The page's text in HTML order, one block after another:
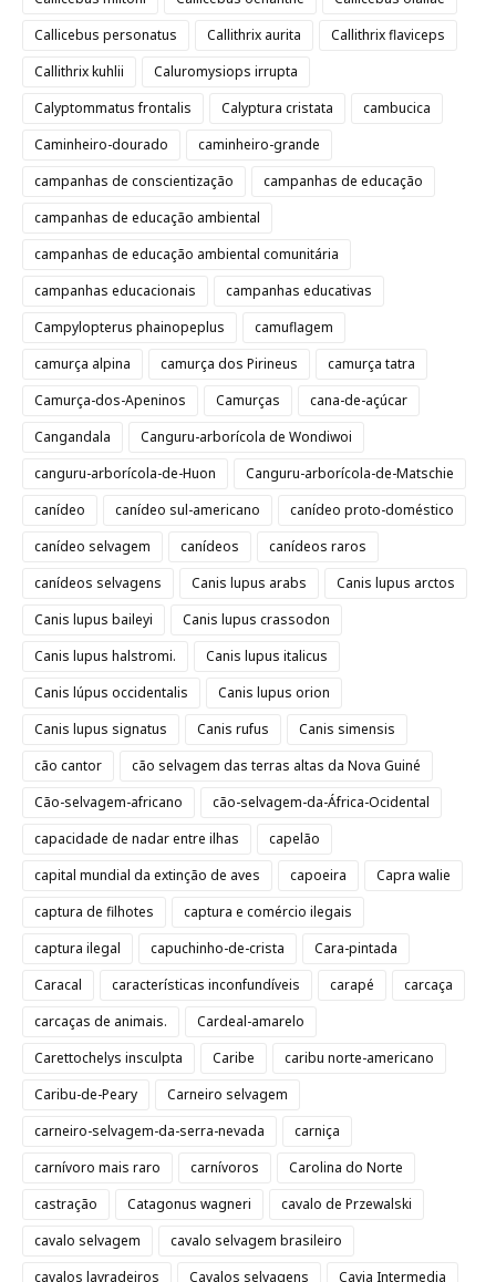
Callicebus personatus
Callithrix aurita
Callithrix flaviceps
Callithrix kuhlii
Caluromysiops irrupta
Calyptommatus frontalis
Calyptura cristata
cambucica
Caminheiro-dourado
caminheiro-grande
campanhas de conscientização
campanhas de educação
campanhas de educação ambiental
campanhas de educação ambiental comunitária
campanhas educacionais
campanhas educativas
Campylopterus phainopeplus
camuflagem
camurça alpina
camurça dos Pirineus
camurça tatra
Camurça-dos-Apeninos
Camurças
cana-de-açúcar
Cangandala
Canguru-arborícola de Wondiwoi
canguru-arborícola-de-Huon
Canguru-arborícola-de-Matschie
canídeo
canídeo sul-americano
canídeo proto-doméstico
canídeo selvagem
canídeos
canídeos raros
canídeos selvagens
Canis lupus arabs
Canis lupus arctos
Canis lupus baileyi
Canis lupus crassodon
Canis lupus halstromi.
Canis lupus italicus
Canis lúpus occidentalis
Canis lupus orion
Canis lupus signatus
Canis rufus
Canis simensis
cão cantor
cão selvagem das terras altas da Nova Guiné
Cão-selvagem-africano
cão-selvagem-da-África-Ocidental
capacidade de nadar entre ilhas
capelão
capital mundial da extinção de aves
capoeira
Capra walie
captura de filhotes
captura e comércio ilegais
captura ilegal
capuchinho-de-crista
Cara-pintada
Caracal
características inconfundíveis carapé
carcaça
carcaças de animais.
Cardeal-amarelo
Carettochelys insculpta
Caribe
caribu norte-americano
Caribu-de-Peary
Carneiro selvagem
carneiro-selvagem-da-serra-nevada
carniça
carnívoro mais raro
carnívoros
Carolina do Norte
castração
Catagonus wagneri
cavalo de Przewalski
cavalo selvagem
cavalo selvagem brasileiro
cavalos lavradeiros
Cavalos selvagens Cavia Intermedia